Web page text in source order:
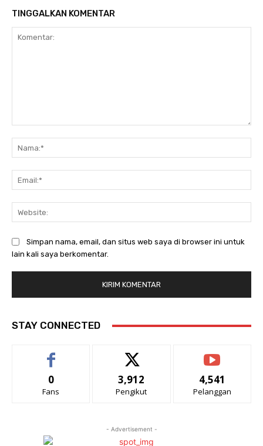
TINGGALKAN KOMENTAR
Simpan nama, email, dan situs web saya di browser ini untuk
lain kali saya berkomentar.
STAY CONNECTED
0
Fans
3,912
Pengikut
4,541
Pelanggan
- Advertisement -